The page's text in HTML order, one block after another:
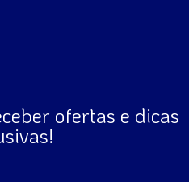
ofertas e dicas